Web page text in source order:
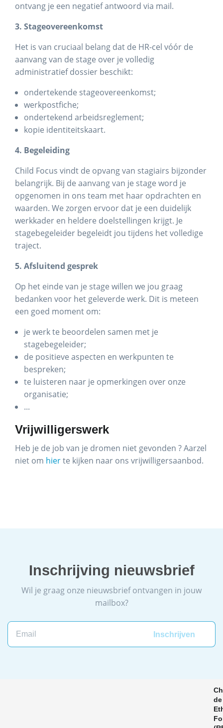
ontvang je een negatief antwoord via mail.
3. Stageovereenkomst
Het is van cruciaal belang dat de HR-cel vóór de
aanvang van de stage over je volledig
administratief dossier beschikt:
ondertekende stageovereenkomst;
werkpostfiche;
ondertekend arbeidsreglement;
kopie identiteitskaart.
4. Begeleiding
Child Focus vindt de opvang van stagiairs bijzonder
belangrijk. Bij de aanvang van je stage word je
opgenomen in ons team met haar opdrachten en
waarden. We zorgen ervoor dat je een duidelijk
werkkader en heldere doelstellingen krijgt. Je
stagebegeleider begeleidt jou tijdens het volledige
traject.
5. Afsluitend gesprek
Op het einde van je stage willen we jou graag
bedanken voor het geleverde werk. Dit is meteen
een goed moment om:
je werk te beoordelen samen met je
stagebegeleider;
de positieve aspecten en werkpunten te
bespreken;
te luisteren naar je opmerkingen over onze
organisatie;
...
Vrijwilligerswerk
Heb je de job van je dromen niet gevonden ? Aarzel
niet om hierte kijken naar ons vrijwilligersaanbod.
Inschrijving nieuwsbrief
Wil je graag onze nieuwsbrief ontvangen in jouw
mailbox?